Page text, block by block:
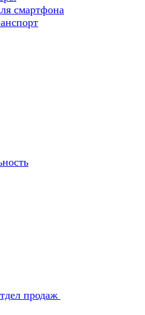
смартфона
продаж